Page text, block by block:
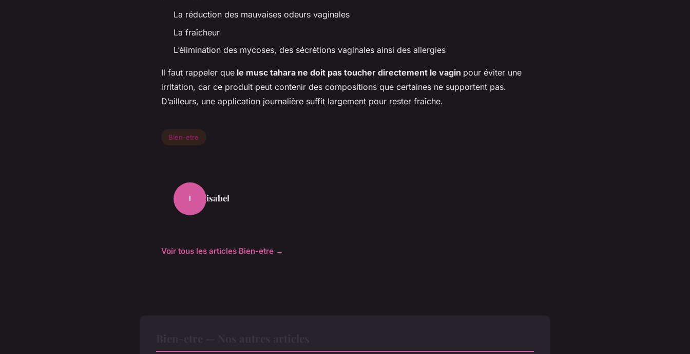
La réduction des mauvaises odeurs vaginales
La fraîcheur
L’élimination des mycoses, des sécrétions vaginales ainsi des allergies
Il faut rappeler que le musc tahara ne doit pas toucher directement le vagin pour éviter une
irritation, car ce produit peut contenir des compositions que certaines ne supportent pas.
D’ailleurs, une application journalière suffit largement pour rester fraîche.
Bien-etre
I isabel
Voir tous les articles Bien-etre →